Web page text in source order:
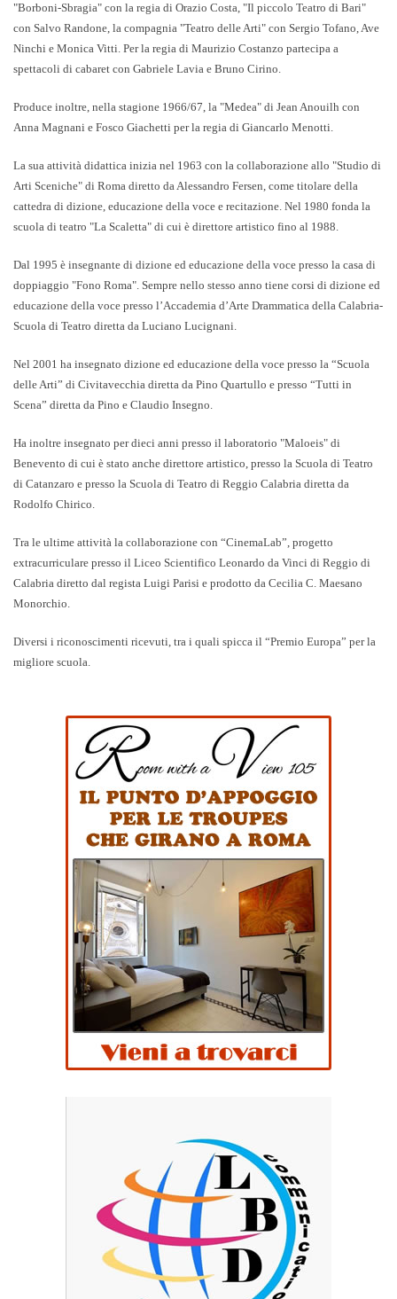
"Borboni-Sbragia" con la regia di Orazio Costa, "Il piccolo Teatro di Bari"
con Salvo Randone, la compagnia "Teatro delle Arti" con Sergio Tofano, Ave
Ninchi e Monica Vitti. Per la regia di Maurizio Costanzo partecipa a
spettacoli di cabaret con Gabriele Lavia e Bruno Cirino.
Produce inoltre, nella stagione 1966/67, la "Medea" di Jean Anouilh con
Anna Magnani e Fosco Giachetti per la regia di Giancarlo Menotti.
La sua attività didattica inizia nel 1963 con la collaborazione allo "Studio di
Arti Sceniche" di Roma diretto da Alessandro Fersen, come titolare della
cattedra di dizione, educazione della voce e recitazione. Nel 1980 fonda la
scuola di teatro "La Scaletta" di cui è direttore artistico fino al 1988.
Dal 1995 è insegnante di dizione ed educazione della voce presso la casa di
doppiaggio "Fono Roma". Sempre nello stesso anno tiene corsi di dizione ed
educazione della voce presso l’Accademia d’Arte Drammatica della Calabria-
Scuola di Teatro diretta da Luciano Lucignani.
Nel 2001 ha insegnato dizione ed educazione della voce presso la “Scuola
delle Arti” di Civitavecchia diretta da Pino Quartullo e presso “Tutti in
Scena” diretta da Pino e Claudio Insegno.
Ha inoltre insegnato per dieci anni presso il laboratorio "Maloeis" di
Benevento di cui è stato anche direttore artistico, presso la Scuola di Teatro
di Catanzaro e presso la Scuola di Teatro di Reggio Calabria diretta da
Rodolfo Chirico.
Tra le ultime attività la collaborazione con “CinemaLab”, progetto
extracurriculare presso il Liceo Scientifico Leonardo da Vinci di Reggio di
Calabria diretto dal regista Luigi Parisi e prodotto da Cecilia C. Maesano
Monorchio.
Diversi i riconoscimenti ricevuti, tra i quali spicca il “Premio Europa” per la
migliore scuola.